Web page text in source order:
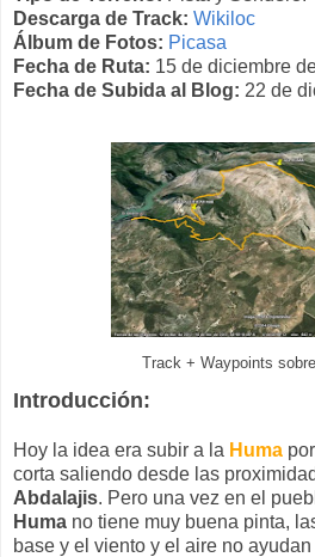
Descarga de Track: Wikiloc
Álbum de Fotos: Picasa
Fecha de Ruta: 15 de diciembre
Fecha de Subida al Blog: 22 de
Track + Waypoints
Introducción:
Hoy la idea era subir a la Huma
corta saliendo desde las
Abdalajis. Pero una vez en el
Huma no tiene muy buena pinta,
base y el viento y el aire no